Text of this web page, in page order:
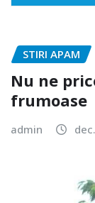
STIRI APAM
Nu ne
frumoase
admin